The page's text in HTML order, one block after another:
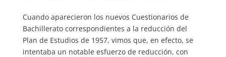
Cuando aparecieron los nuevos Cuestionarios de
Bachillerato correspondientes a la reducción del
Plan de Estudios de 1957, vimos que, en efecto, se
intentaba un notable esfuerzo de reducción, con